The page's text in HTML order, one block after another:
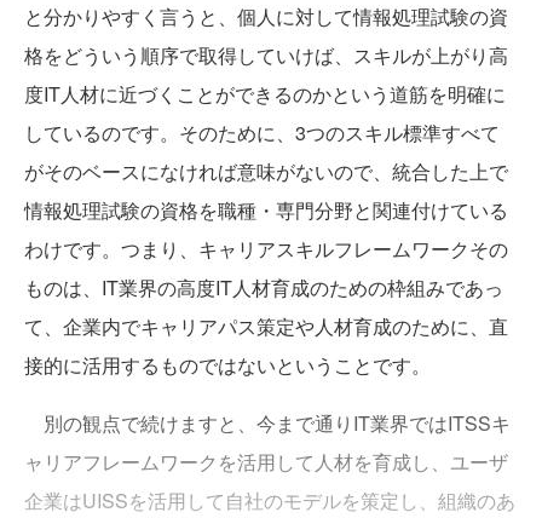
と分かりやすく言うと、個人に対して情報処理試験の資
格をどういう順序で取得していけば、スキルが上がり高
度IT人材に近づくことができるのかという道筋を明確に
しているのです。そのために、3つのスキル標準すべて
がそのベースになければ意味がないので、統合した上で
情報処理試験の資格を職種・専門分野と関連付けている
わけです。つまり、キャリアスキルフレームワークその
ものは、IT業界の高度IT人材育成のための枠組みであっ
て、企業内でキャリアパス策定や人材育成のために、直
接的に活用するものではないということです。
別の観点で続けますと、今まで通りIT業界ではITSSキ
ャリアフレームワークを活用して人材を育成し、ユーザ
企業はUISSを活用して自社のモデルを策定し、組織のあ